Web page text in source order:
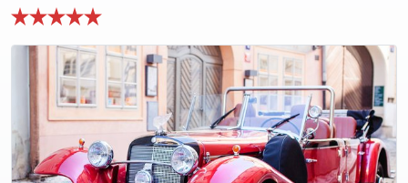
photo 5
photo 6
photo 7
photo 8
photo 9
photo 10
photo 11
photo 12